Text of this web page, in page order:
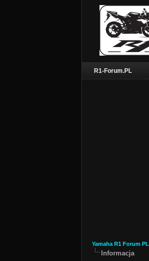
R1-Forum.PL
Yamaha R1 Forum PL
Informacja